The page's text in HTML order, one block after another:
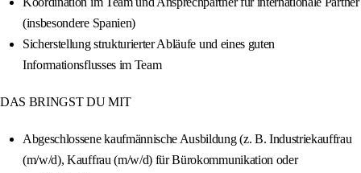
(insbesondere Spanien)
Sicherstellung strukturierter Abläufe und eines guten
Informationsflusses im Team
DAS BRINGST DU MIT
Abgeschlossene kaufmännische Ausbildung (z. B. Industriekauffrau
(m/w/d), Kauffrau (m/w/d) für Bürokommunikation oder